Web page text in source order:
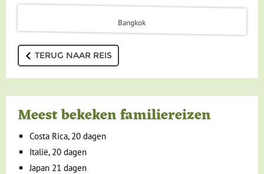
Bangkok
TERUG NAAR REIS
Meest bekeken familiereizen
Costa Rica, 20 dagen
Italië, 20 dagen
Japan 21 dagen